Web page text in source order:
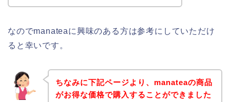
なのでmanateaに興味のある方は参考にしていただけ
ると幸いです。
ちなみに下記ページより、manateaの商品
がお得な価格で購入することができました